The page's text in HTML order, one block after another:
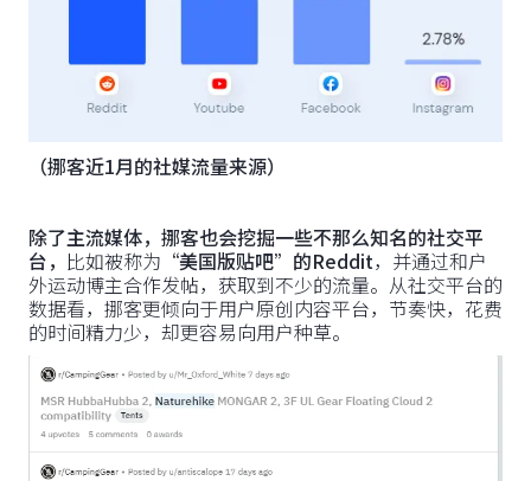
（挪客近1月的社媒流量来源）
除了主流媒体，挪客也会挖掘一些不那么知名的社交平
台， 比如被称为 “美国版贴吧”的Reddit，并通过和户
外运动博主合作发帖，获取到不少的流量。从社交平台的
数据看，挪客更倾向于用户原创内容平台，节奏快，花费
的时间精力少，却更容易向用户种草。